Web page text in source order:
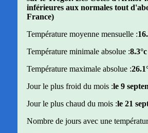
inférieures aux normales tout
France)
Température moyenne mensuelle :
Température minimale absolue :
Température maximale absolue :
Jour le plus froid du mois :le 9
Jour le plus chaud du mois :le 21
Nombre de jours avec une